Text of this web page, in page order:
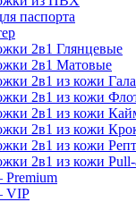
паспорта
2в1 Глянцевые
2в1 Матовые
2в1 из кожи
2в1 из кожи
2в1 из кожи
2в1 из кожи
2в1 из кожи
2в1 из кожи Pull-
Premium
VIP